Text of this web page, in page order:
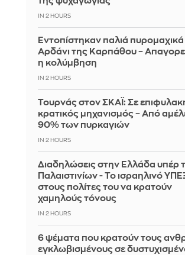
IN 2 HOURS
Εντοπίστηκαν παλιά
Αρδάνι της Καρπάθου –
η κολύμβηση
IN 2 HOURS
Τουρνάς στον ΣΚΑΪ: Σε
κρατικός μηχανισμός – Από
90% των πυρκαγιών
IN 2 HOURS
Διαδηλώσεις στην Ελλάδα υπέρ
Παλαιστινίων - Το ισραηλινό
στους πολίτες του να κρατούν
χαμηλούς τόνους
IN 2 HOURS
6 ψέματα που κρατούν τους
εγκλωβισμένους σε